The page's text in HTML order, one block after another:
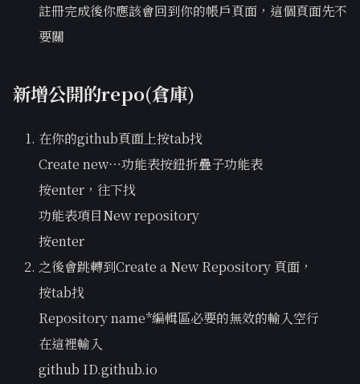
註冊完成後你應該會回到你的帳戶頁面，這個頁面先不
要關
新增公開的repo(倉庫)
在你的github頁面上按tab找
Create new…功能表按鈕折疊子功能表
按enter，往下找
功能表項目New repository
按enter
之後會跳轉到Create a New Repository 頁面，
按tab找
Repository name*編輯區必要的無效的輸入空行
在這裡輸入
github ID.github.io